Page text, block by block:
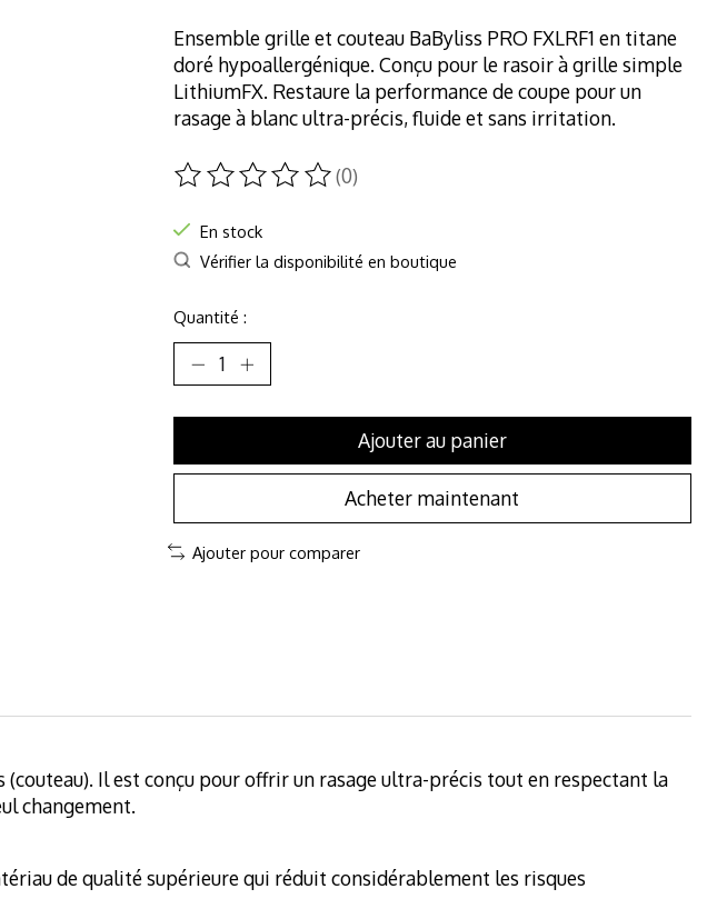
Ensemble grille et couteau BaByliss PRO FXLRF1 en titane
doré hypoallergénique. Conçu pour le rasoir à grille simple
LithiumFX. Restaure la performance de coupe pour un
rasage à blanc ultra-précis, fluide et sans irritation.
Ce produit est évalué à
(0)
En stock
Vérifier la disponibilité en boutique
Quantité :
Ajouter au panier
Acheter maintenant
Ajouter pour comparer
Il est conçu pour offrir un rasage ultra-précis tout en respectant la
changement.
de qualité supérieure qui réduit considérablement les risques